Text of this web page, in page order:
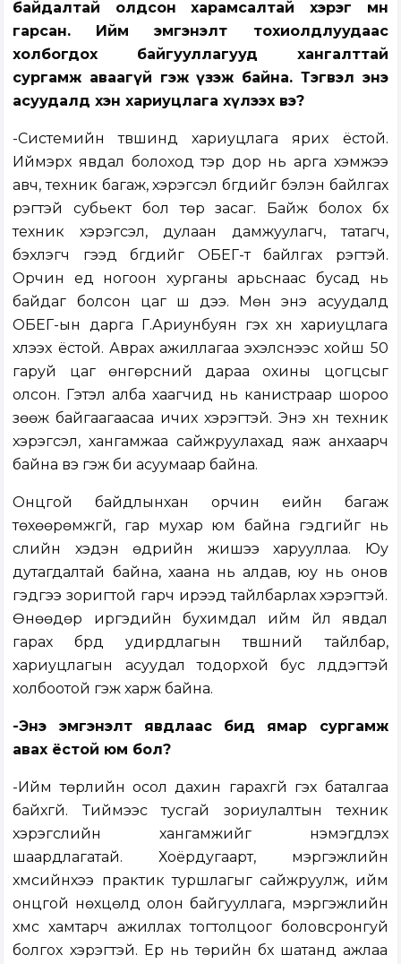
байдалтай олдсон харамсалтай хэрэг мөн
гарсан. Ийм эмгэнэлт тохиолдлуудаас
холбогдох байгууллагууд хангалттай
сургамж аваагүй гэж үзэж байна. Тэгвэл энэ
асуудалд хэн хариуцлага хүлээх вэ?
-Системийн түвшинд хариуцлага ярих ёстой.
Иймэрхүү явдал болоход тэр дор нь арга хэмжээ
авч, техник багаж, хэрэгсэл бүгдийг бэлэн байлгах
үүрэгтэй субьект бол төр засаг. Байж болох бүх
техник хэрэгсэл, дулаан дамжуулагч, татагч,
бэхлэгч гээд бүгдийг ОБЕГ-т байлгах үүрэгтэй.
Орчин үед ногоон хурганы арьснаас бусад нь
байдаг болсон цаг шүү дээ. Мөн энэ асуудалд
ОБЕГ-ын дарга Г.Ариунбуян гэх хүн хариуцлага
хүлээх ёстой. Аврах ажиллагаа эхэлснээс хойш 50
гаруй цаг өнгөрсний дараа охины цогцсыг
олсон. Гэтэл алба хаагчид нь канистраар шороо
зөөж байгаагаасаа ичих хэрэгтэй. Энэ хүн техник
хэрэгсэл, хангамжаа сайжруулахад яаж анхаарч
байна вэ гэж би асуумаар байна.
Онцгой байдлынхан орчин үеийн багаж
төхөөрөмжгүй, гар мухар юм байна гэдгийг нь
сүүлийн хэдэн өдрийн жишээ харууллаа. Юу
дутагдалтай байна, хаана нь алдав, юу нь онов
гэдгээ зоригтой гарч ирээд тайлбарлах хэрэгтэй.
Өнөөдөр иргэдийн бухимдал ийм үйл явдал
гарах бүрд удирдлагын түвшний тайлбар,
хариуцлагын асуудал тодорхой бус үлддэгтэй
холбоотой гэж харж байна.
-Энэ эмгэнэлт явдлаас бид ямар сургамж
авах ёстой юм бол?
-Ийм төрлийн осол дахин гарахгүй гэх баталгаа
байхгүй. Тиймээс тусгай зориулалтын техник
хэрэгслийн хангамжийг нэмэгдүүлэх
шаардлагатай. Хоёрдугаарт, мэргэжлийн
хүмүүсийнхээ практик туршлагыг сайжруулж, ийм
онцгой нөхцөлд олон байгууллага, мэргэжлийн
хүмүүс хамтарч ажиллах тогтолцоог боловсронгуй
болгох хэрэгтэй. Ер нь төрийн бүх шатанд ажлаа